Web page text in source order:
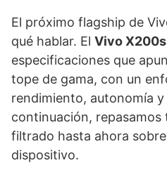
El próximo flagship de
qué hablar. El Vivo X200s
especificaciones que
tope de gama, con un
rendimiento, autonomía
continuación, repasamos
filtrado hasta ahora
dispositivo.